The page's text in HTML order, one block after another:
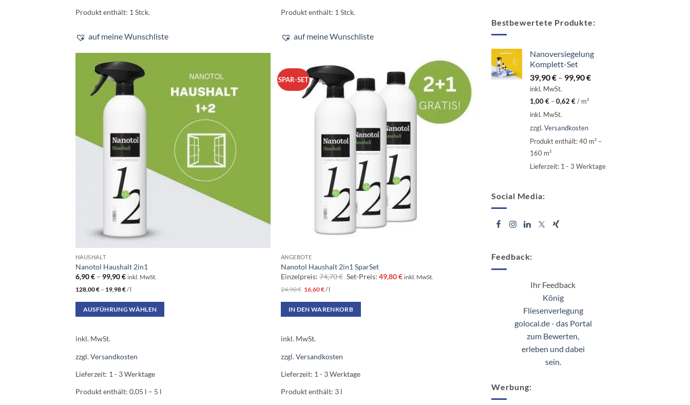
Die
können
Produktseite
gewählt
werden
Produkt enthält: 1 Stck.
auf meine Wunschliste
Produkt enthält: 1 Stck.
auf meine Wunschliste
HAUSHALT
Nanotol Haushalt 2in1
6,90€– 99,90€ inkl. MwSt.
128,00€– 19,98€/l
AUSFÜHRUNG WÄHLEN
mehrere
Die
inkl. MwSt.
zzgl.Versandkosten
Lieferzeit: 1 - 3 Werktage
Produkt enthält: 0,05 l – 5 l
SPAR-SET
ANGEBOTE
Nanotol Haushalt 2in1 SparSet
Einzelpreis: 74,70€ Ursprünglicher
Set-Preis: 49,80€Aktueller
inkl. MwSt.
24,90€ 16,60€ /l
IN DEN WARENKORB
inkl. MwSt.
zzgl.Versandkosten
Lieferzeit: 1 - 3 Werktage
Produkt enthält: 3 l
Bestbewertete Produkte:
Nanoversiegelung
Komplett-Set
39,90€ – 99,90€
inkl. MwSt.
1,00€ –0,62 €/ m²
inkl. MwSt.
zzgl. Versandkosten
Produkt enthält: 40 m² –
160 m²
Lieferzeit: 1 - 3 Werktage
Social Media:
Feedback:
Ihr Feedback
König
Fliesenverlegung
golocal.de - das Portal
zum Bewerten,
erleben und dabei
sein.
Werbung: